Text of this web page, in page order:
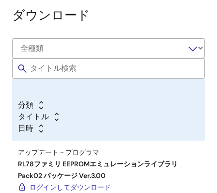
ダウンロード
分類
タイトル
日時
アップデート－プログラマ
RL78ファミリ EEPROMエミュレーションライブラリ
Pack02 パッケージ Ver.3.00
ログインしてダウンロード